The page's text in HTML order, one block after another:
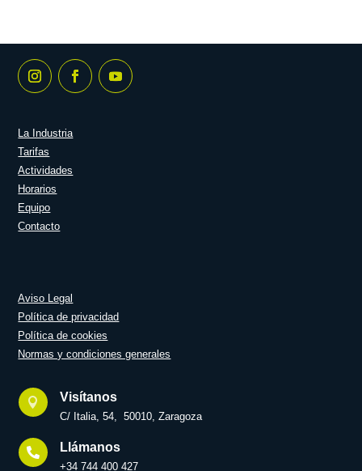
La Industria
Tarifas
Actividades
Horarios
Equipo
Contacto
Aviso Legal
Política de privacidad
Política de cookies
Normas y condiciones generales
 Visítanos
C/ Italia, 54, 50010, Zaragoza
 Llámanos
+34 744 400 427